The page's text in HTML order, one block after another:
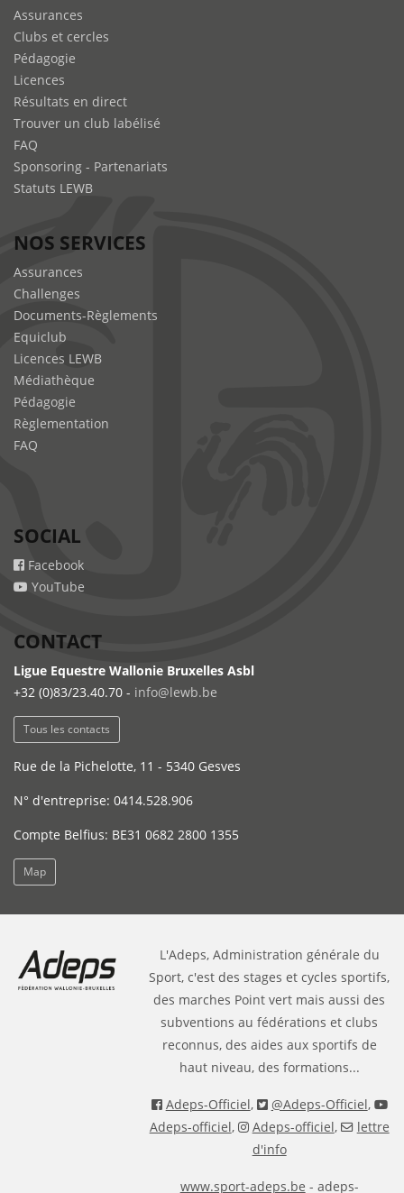
Assurances
Clubs et cercles
Pédagogie
Licences
Résultats en direct
Trouver un club labélisé
FAQ
Sponsoring - Partenariats
Statuts LEWB
NOS SERVICES
Assurances
Challenges
Documents-Règlements
Equiclub
Licences LEWB
Médiathèque
Pédagogie
Règlementation
FAQ
SOCIAL
Facebook
YouTube
CONTACT
Ligue Equestre Wallonie Bruxelles Asbl
+32 (0)83/23.40.70 - info@lewb.be
Tous les contacts
Rue de la Pichelotte, 11 - 5340 Gesves
N° d'entreprise: 0414.528.906
Compte Belfius: BE31 0682 2800 1355
Map
L'Adeps, Administration générale du
Sport, c'est des stages et cycles sportifs,
des marches Point vert mais aussi des
subventions au fédérations et clubs
reconnus, des aides aux sportifs de
haut niveau, des formations...
Adeps-Officiel, @Adeps-Officiel,
Adeps-officiel, Adeps-officiel,
lettre
d'info
www.sport-adeps.be - adeps-